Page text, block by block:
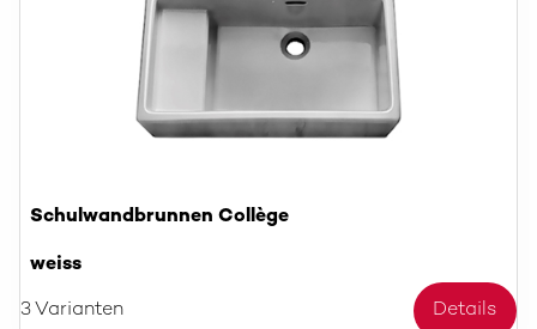
Schulwandbrunnen Collège
weiss
3 Varianten Details